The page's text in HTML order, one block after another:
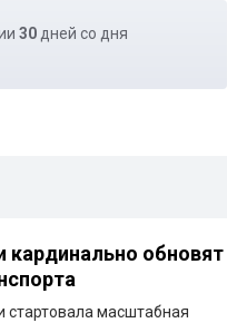
30 дней со дня
кардинально обновят
стартовала масштабная